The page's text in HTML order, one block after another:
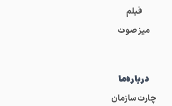
فیلم
میز صوت
درباره‌ما
چارت سازمان